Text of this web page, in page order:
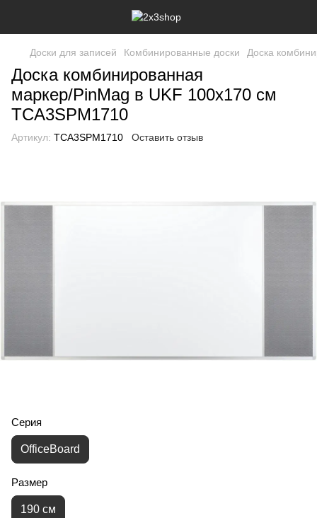
Доски для записей Комбинированные доски Доска
Доска комбинированная
маркер/PinMag в UKF 100х170 см
TCA3SPM1710
Артикул: TCA3SPM1710 Оставить отзыв
Серия
OfficeBoard
Размер
190 см